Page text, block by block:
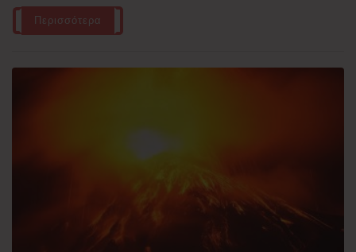
Περισσότερα